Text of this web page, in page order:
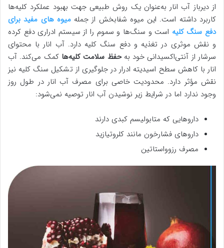
از دیرباز آب انار به‌عنوان یک روش طبیعی جهت بهبود عملکرد کلیه‌ها
کاربرد داشته است. این میوه شفابخش از جملهمیوه های مفید برای
دفع سنگ کلیه است و سنگ‌ها و سموم را از سیستم ادراری دفع کرده
و نقش موثری در تغذیه و دفع سنگ کلیه دارد. آب انار با محتوای
سرشار از آنتی‌اکسیدانی خود بهحفظ سلامت کلیه‌ها کمک می‌کند. آب
انار با کاهش سطح اسیدیته ادرار در جلوگیری از تشکیل سنگ کلیه نیز
نقش مؤثر دارد. محدودیت خاصی برای مصرف آب انار در طول روز
وجود ندارد اما در شرایط زیر نوشیدن آب انار توصیه نمی‌شود:
داروهایی که متابولیسم کبدی دارند
داروهای فشارخون مانند کلروتیازید
مصرف رزوواستاتین